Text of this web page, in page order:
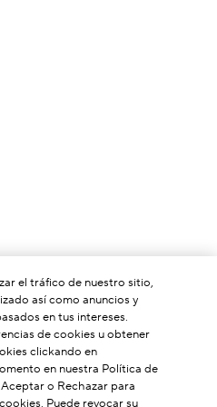
el tráfico de nuestro sitio,
así como anuncios y
en tus intereses.
de cookies u obtener
clickando en
en nuestra Política de
o Rechazar para
Puede revocar su